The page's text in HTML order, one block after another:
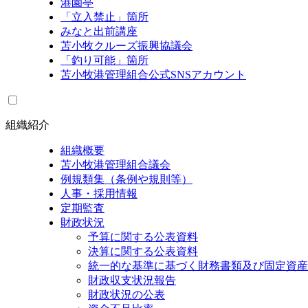
港園亭
「立入禁止」箇所
みなと出前講座
苫小牧クルーズ振興協議会
「釣り可能」箇所
苫小牧港管理組合公式SNSアカウント
組織紹介
組織概要
苫小牧港管理組合議会
例規類集（条例や規則等）
人事・採用情報
定期監査
財政状況
予算に関する公表資料
決算に関する公表資料
統一的な基準に基づく財務書類及び固定資
財政収支状況報告
財政状況の公表